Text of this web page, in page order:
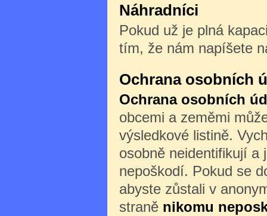
Náhradníci
Pokud už je plná
tím, že nám napíšete
Ochrana osobních
Ochrana osobních
obcemi a zeměmi
výsledkové listině.
osobně neidentifikují a
nepoškodí. Pokud se
abyste zůstali v
straně nikomu